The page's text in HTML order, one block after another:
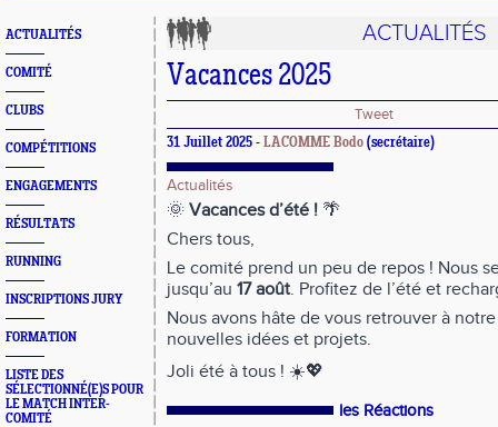
ACTUALITÉS
COMITÉ
CLUBS
COMPÉTITIONS
ENGAGEMENTS
RÉSULTATS
RUNNING
INSCRIPTIONS JURY
FORMATION
LISTE DES
SÉLECTIONNÉ(E)S POUR
LE MATCH INTER-
COMITÉ
ACTUALITÉS
Vacances 2025
Tweet
31 Juillet 2025 - LACOMME Bodo (secrétaire)
Actualités
🌞 Vacances d’été ! 🌴
Chers tous,
Le comité prend un peu de repos ! Nous
jusqu’au 17 août. Profitez de l’été et
Nous avons hâte de vous retrouver à
nouvelles idées et projets.
Joli été à tous ! ☀️💖
les Réactions